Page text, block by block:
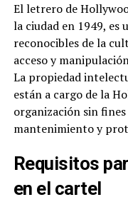
El letrero de
la ciudad en 1949, es
reconocibles de la
acceso y
La propiedad
están a cargo de la
organización sin
mantenimiento y
Requisitos
en el cartel